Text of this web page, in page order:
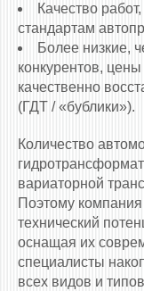
Качество
стандартам
Более низкие,
конкурентов,
качественно
(ГДТ / «бублики»).
Количество
вариаторной
Поэтому
технический
оснащая их
специалисты
всех видов и